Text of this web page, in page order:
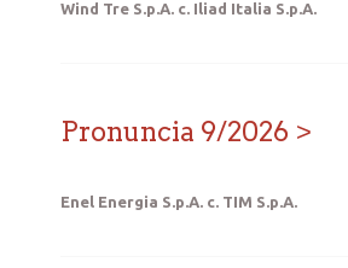
Wind Tre S.p.A. c. Iliad Italia S.p.A.
Pronuncia 9/2026
Enel Energia S.p.A. c. TIM S.p.A.